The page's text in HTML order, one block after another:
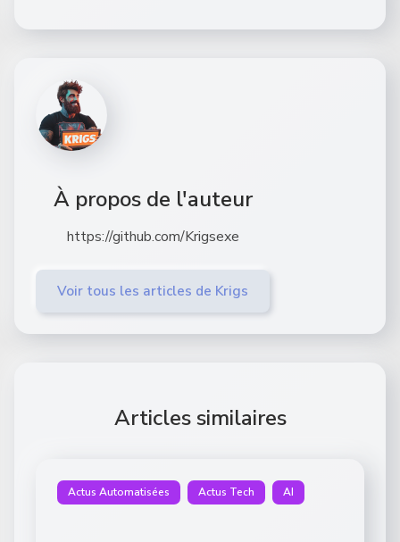
À propos de l'auteur
https://github.com/Krigsexe
Voir tous les articles de Krigs
Articles similaires
Actus Automatisées Actus Tech AI